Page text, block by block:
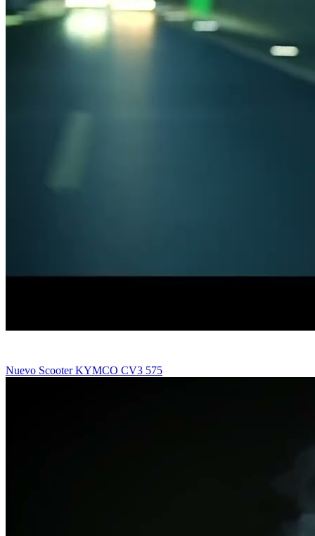
Nuevo Scooter KYMCO CV3 575